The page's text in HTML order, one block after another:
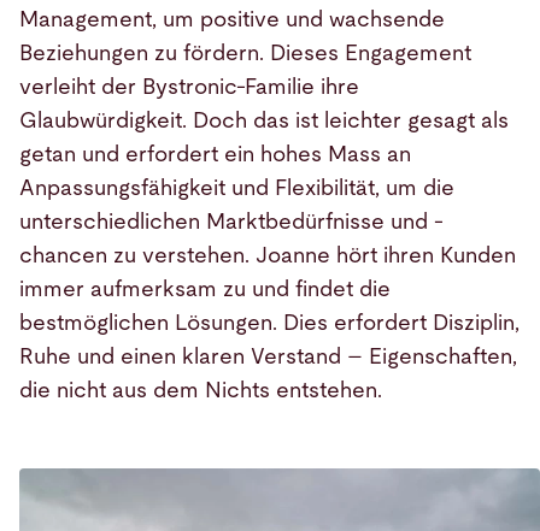
Management, um positive und wachsende
Beziehungen zu fördern. Dieses Engagement
verleiht der Bystronic-Familie ihre
Glaubwürdigkeit. Doch das ist leichter gesagt als
getan und erfordert ein hohes Mass an
Anpassungsfähigkeit und Flexibilität, um die
unterschiedlichen Marktbedürfnisse und -
chancen zu verstehen. Joanne hört ihren Kunden
immer aufmerksam zu und findet die
bestmöglichen Lösungen. Dies erfordert Disziplin,
Ruhe und einen klaren Verstand – Eigenschaften,
die nicht aus dem Nichts entstehen.